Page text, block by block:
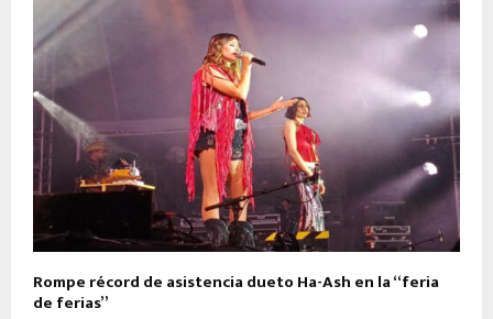
Rompe récord de asistencia dueto Ha-Ash en la “feria
de ferias”